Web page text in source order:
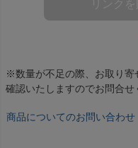
※数量が不足の際、お取り寄
確認いたしますのでお問合せ
商品についてのお問い合わせ